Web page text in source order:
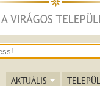
AKTUÁLIS